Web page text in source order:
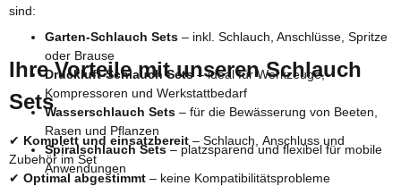
sind:
Garten-Schlauch Sets – inkl. Schlauch, Anschlüsse, Spritze
oder Brause
Druckluft-Schlauch Sets– ideal für Werkzeuge,
Kompressoren und Werkstattbedarf
Wasserschlauch Sets – für die Bewässerung von Beeten,
Rasen und Pflanzen
Spiralschlauch Sets– platzsparend und flexibel für mobile
Anwendungen
Ihre Vorteile mit unseren Schlauch
Sets
✔ Komplett und einsatzbereit – Schlauch, Anschluss und
Zubehör im Set
✔ Optimal abgestimmt – keine Kompatibilitätsprobleme